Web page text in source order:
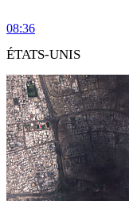
08:36
ÉTATS-UNIS